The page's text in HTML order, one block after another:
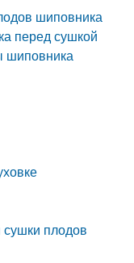
шиповника
перед сушкой
шиповника
сушки плодов